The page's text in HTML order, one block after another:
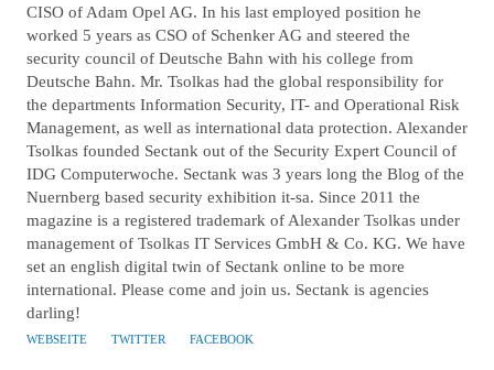
CISO of Adam Opel AG. In his last employed position he
worked 5 years as CSO of Schenker AG and steered the
security council of Deutsche Bahn with his college from
Deutsche Bahn. Mr. Tsolkas had the global responsibility for
the departments Information Security, IT- and Operational Risk
Management, as well as international data protection. Alexander
Tsolkas founded Sectank out of the Security Expert Council of
IDG Computerwoche. Sectank was 3 years long the Blog of the
Nuernberg based security exhibition it-sa. Since 2011 the
magazine is a registered trademark of Alexander Tsolkas under
management of Tsolkas IT Services GmbH & Co. KG. We have
set an english digital twin of Sectank online to be more
international. Please come and join us. Sectank is agencies
darling!
WEBSEITE TWITTER FACEBOOK